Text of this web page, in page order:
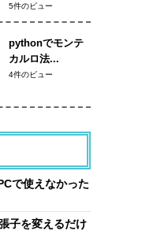
5件のビュー
pythonでモンテ
カルロ法...
4件のビュー
で使えなかった
子を変えるだけ